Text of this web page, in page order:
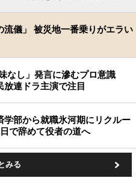
流儀」 被災地一番乗りがエラい
なし」発言に滲むプロ意識
放連ドラ主演で注目
学部から就職氷河期にリクルー
で辞めて役者の道へ
みる